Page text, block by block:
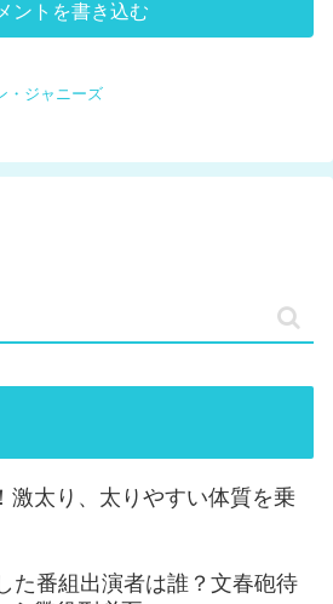
ントを書き込む
・ジャニーズ
激太り、太りやすい体質を乗
た番組出演者は誰？文春砲待